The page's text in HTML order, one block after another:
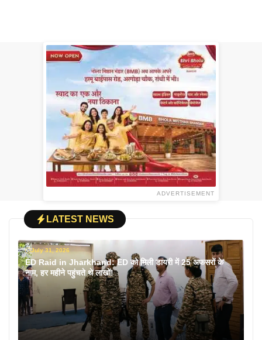
ADVERTISEMENT
LATEST NEWS
July 31, 2026
ED Raid in Jharkhand: ED को मिली डायरी में 25 अफसरों के
नाम, हर महीने पहुंचते थे लाखों!